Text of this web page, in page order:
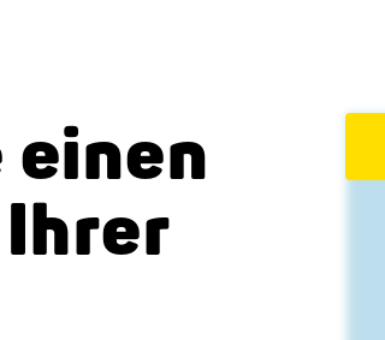
einen